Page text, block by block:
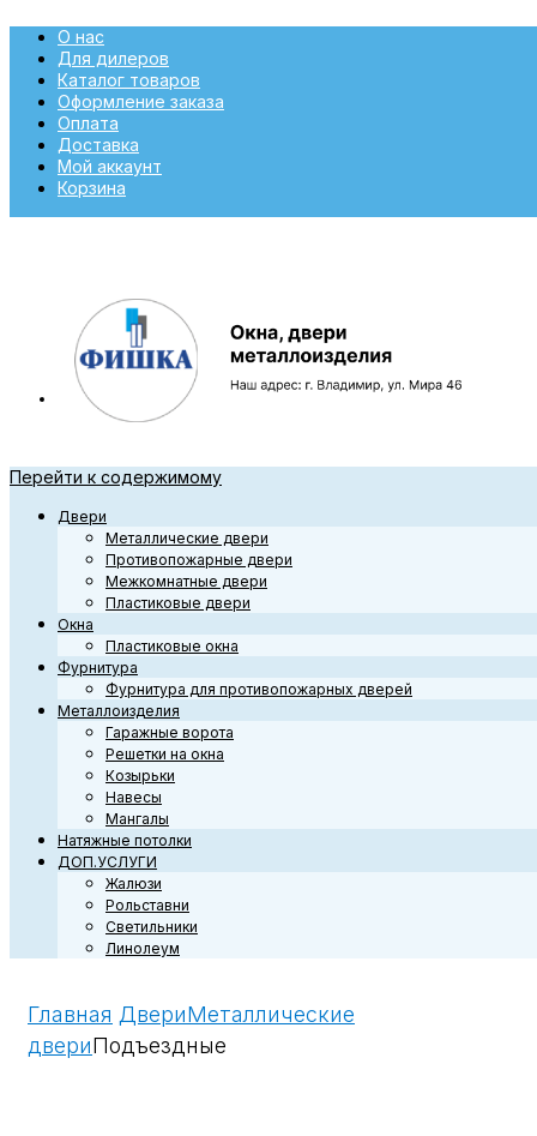
О нас
Для дилеров
Каталог товаров
Оформление заказа
Оплата
Доставка
Мой аккаунт
Корзина
Перейти к содержимому
Двери
Металлические двери
Противопожарные двери
Межкомнатные двери
Пластиковые двери
Окна
Пластиковые окна
Фурнитура
Фурнитура для противопожарных дверей
Металлоизделия
Гаражные ворота
Решетки на окна
Козырьки
Навесы
Мангалы
Натяжные потолки
ДОП.УСЛУГИ
Жалюзи
Рольставни
Светильники
Линолеум
Главная ДвериМеталлические
двериПодъездные